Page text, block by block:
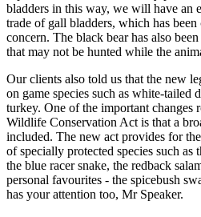
bladders in this way, we will have an
trade of gall bladders, which has
concern. The black bear has also
that may not be hunted while the
Our clients also told us that the new
on game species such as white-tailed
turkey. One of the important changes
Wildlife Conservation Act is that a
included. The new act provides for
of specially protected species such as
the blue racer snake, the redback
personal favourites - the spicebush
has your attention too, Mr Speaker.